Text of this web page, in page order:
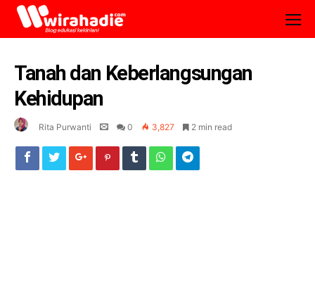
Tanah dan Keberlangsungan
Kehidupan
Rita Purwanti 0 3,827 2 min read